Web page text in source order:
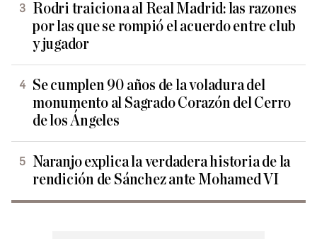
Rodri traiciona al Real Madrid: las razones
por las que se rompió el acuerdo entre club
y jugador
Se cumplen 90 años de la voladura del
monumento al Sagrado Corazón del Cerro
de los Ángeles
Naranjo explica la verdadera historia de la
rendición de Sánchez ante Mohamed VI